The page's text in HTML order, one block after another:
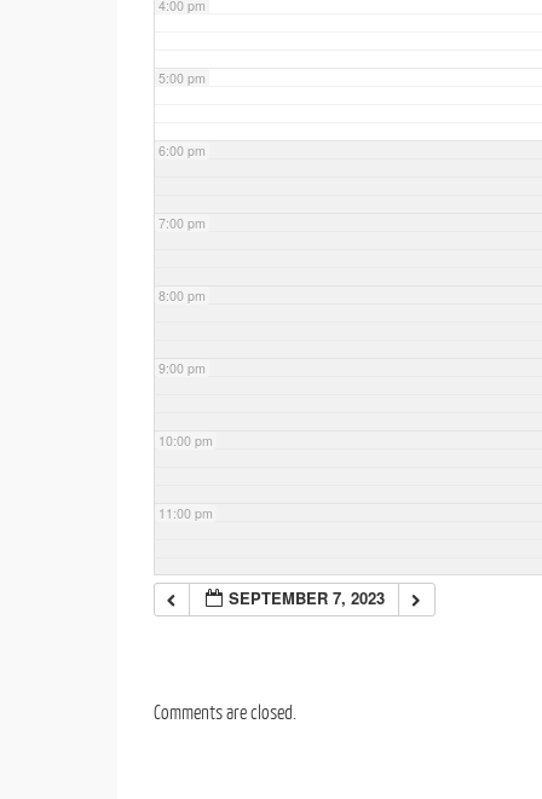
4:00 pm
5:00 pm
6:00 pm
7:00 pm
8:00 pm
9:00 pm
10:00 pm
11:00 pm
SEPTEMBER 7, 2023
Comments are closed.